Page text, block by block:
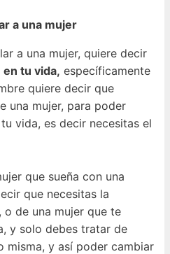
a una mujer
a una mujer, quiere decir
en tu vida, específicamente
quiere decir que
una mujer, para poder
vida, es decir necesitas el
que sueña con una
que necesitas la
o de una mujer que te
y solo debes tratar de
misma, y así poder cambiar